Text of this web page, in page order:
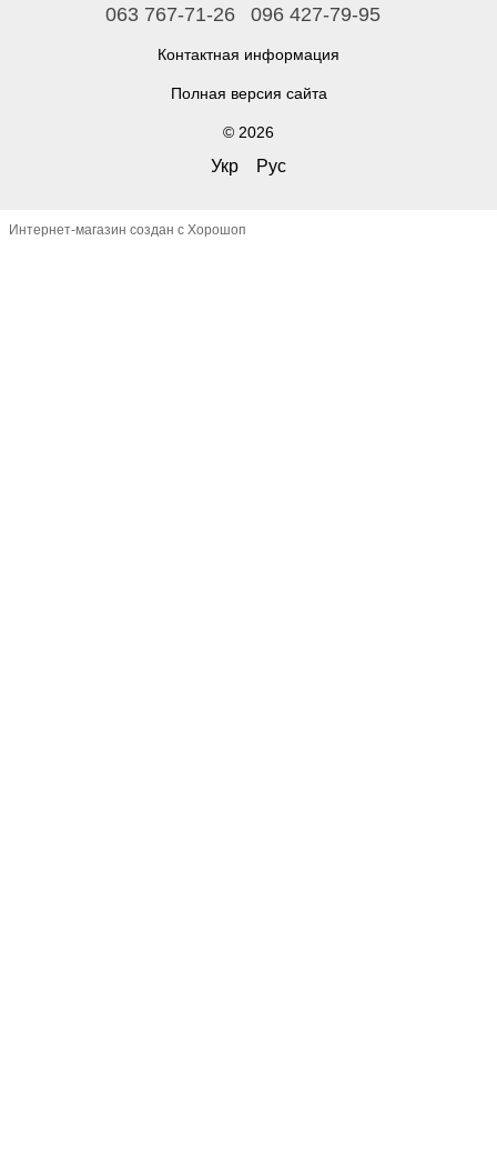
063 767-71-26 096 427-79-95
Контактная информация
Полная версия сайта
© 2026
Укр Рус
Интернет-магазин создан с Хорошоп